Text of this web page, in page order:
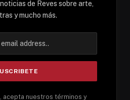
de Reves sobre arte,
y mucho más.
acepta nuestros términos y